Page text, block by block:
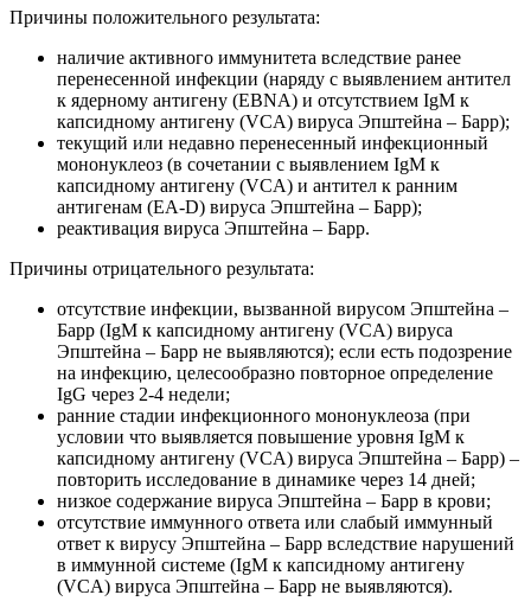
Причины положительного результата:
наличие активного иммунитета вследствие ранее
перенесенной инфекции (наряду с выявлением антител
к ядерному антигену (EBNA) и отсутствием IgM к
капсидному антигену (VCA) вируса Эпштейна – Барр);
текущий или недавно перенесенный инфекционный
мононуклеоз (в сочетании с выявлением IgM к
капсидному антигену (VCA) и антител к ранним
антигенам (EA-D) вируса Эпштейна – Барр);
реактивация вируса Эпштейна – Барр.
Причины отрицательного результата:
отсутствие инфекции, вызванной вирусом Эпштейна –
Барр (IgM к капсидному антигену (VCA) вируса
Эпштейна – Барр не выявляются); если есть подозрение
на инфекцию, целесообразно повторное определение
IgG через 2-4 недели;
ранние стадии инфекционного мононуклеоза (при
условии что выявляется повышение уровня IgM к
капсидному антигену (VCA) вируса Эпштейна – Барр) –
повторить исследование в динамике через 14 дней;
низкое содержание вируса Эпштейна – Барр в крови;
отсутствие иммунного ответа или слабый иммунный
ответ к вирусу Эпштейна – Барр вследствие нарушений
в иммунной системе (IgM к капсидному антигену
(VCA) вируса Эпштейна – Барр не выявляются).